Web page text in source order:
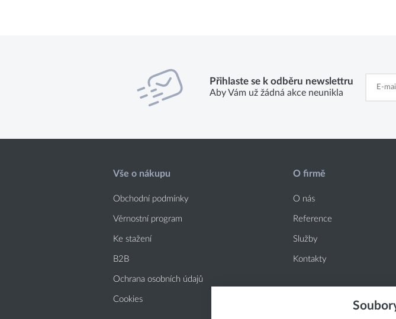
Přihlaste se k odběru newslettru
Aby Vám už žádná akce neunikla
Vše o nákupu
Obchodní podmínky
Věrnostní program
Ke stažení
B2B
Ochrana osobních údajů
Cookies
O firmě
O nás
Reference
Služby
Kontakty